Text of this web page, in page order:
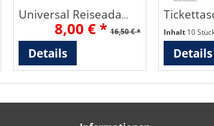
Universal Reiseadapter mit zwei USB Anschlüssen
8,00 € * 16,50 € *
Details
Inhalt 10
Details